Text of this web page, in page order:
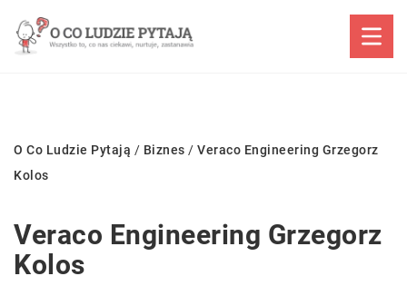
O Co Ludzie Pytają / Biznes / Veraco Engineering Grzegorz
Kolos
Veraco Engineering Grzegorz
Kolos